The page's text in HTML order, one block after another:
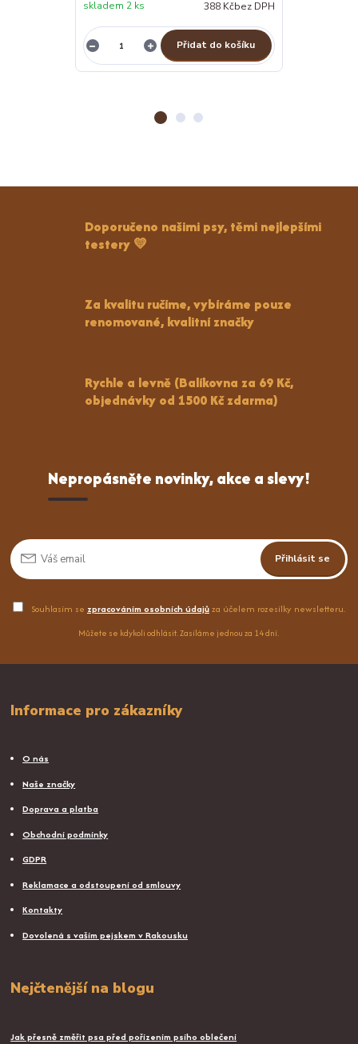
388 Kčbez DPH
skladem 2 ks
Přidat do košíku
Doporučeno našimi psy, těmi nejlepšími
testery 💛
Za kvalitu ručíme, vybíráme pouze
renomované, kvalitní značky
Rychle a levně (Balíkovna za 69 Kč,
objednávky od 1500 Kč zdarma)
Nepropásněte novinky, akce a slevy!
Přihlásit se
Souhlasím se zpracováním osobních údajůza účelem rozesílky newsletteru.
Můžete se kdykoli odhlásit. Zasíláme jednou za 14 dní.
Informace pro zákazníky
O nás
Naše značky
Doprava a platba
Obchodní podmínky
GDPR
Reklamace a odstoupení od smlouvy
Kontakty
Dovolená s vaším pejskem v Rakousku
Nejčtenější na blogu
Jak přesně změřit psa před pořízením psího oblečení